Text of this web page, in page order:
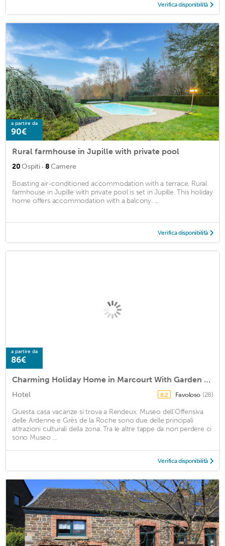
Verifica disponibilità
a partire da
90€
Rural farmhouse in Jupille with private pool
20Ospiti · 8Camere
Boasting air-conditioned accommodation with a terrace, Rural
farmhouse in Jupille with private pool is set in Jupille. This holiday
home offers accommodation with a balcony. ...
Verifica disponibilità
a partire da
86€
Charming Holiday Home in Marcourt With Garden and Terrace
Hotel 8,2 Favoloso (28)
Questa casa vacanze si trova a Rendeux. Museo dell'Offensiva
delle Ardenne e Grès de la Roche sono due delle principali
attrazioni culturali della zona. Tra le altre tappe da non perdere ci
sono Museo ...
Verifica disponibilità